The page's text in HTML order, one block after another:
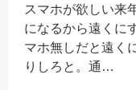
スマホが欲しい来
になるから遠くに
マホ無しだと遠く
りしろと。通…